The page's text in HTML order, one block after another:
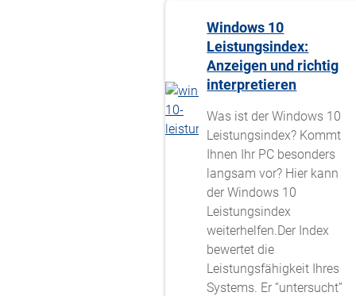
Windows 10
Leistungsindex:
Anzeigen und richtig
interpretieren
Was ist der Windows 10
Leistungsindex? Kommt
Ihnen Ihr PC besonders
langsam vor? Hier kann
der Windows 10
Leistungsindex
weiterhelfen.Der Index
bewertet die
Leistungsfähigkeit Ihres
Systems. Er “untersucht”